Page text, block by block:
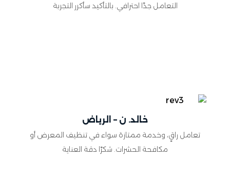
التعامل جدًا احترافي. بالتأكيد سأكرر التجربة
خالد. ن – الرياض
تعامل راقٍ، وخدمة ممتازة سواء في تنظيف المعرض أو
مكافحة الحشرات. شكرًا دقة العناية